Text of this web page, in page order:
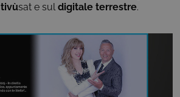
tivùsat e suldigitale terrestre.